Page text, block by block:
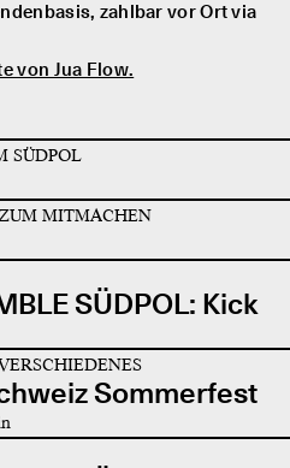
zahlbar vor Ort via
von Jua Flow.
SÜDPOL
MITMACHEN
SÜDPOL: Kick
Sommerfest